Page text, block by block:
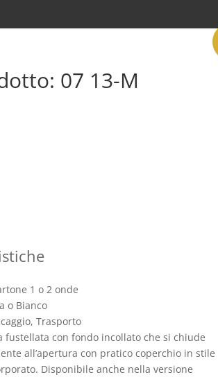
S
h
07 13-M
1 o 2 onde
o Bianco
Trasporto
fustellata con fondo incollato che si chiude
all’apertura con pratico coperchio in stile
Disponibile anche nella versione